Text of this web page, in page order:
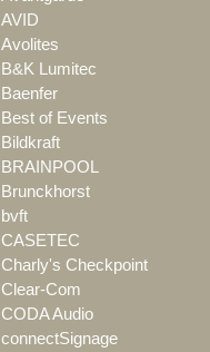
AVID
Avolites
B&K Lumitec
Baenfer
Best of Events
Bildkraft
BRAINPOOL
Brunckhorst
bvft
CASETEC
Charly's Checkpoint
Clear-Com
CODA Audio
connectSignage